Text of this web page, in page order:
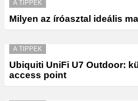
A TIPPEK
Milyen az íróasztal ideális
A TIPPEK
Ubiquiti UniFi U7 Outdoor:
access point